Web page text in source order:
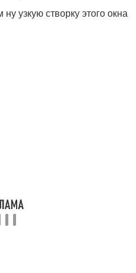
узкую створку этого окна